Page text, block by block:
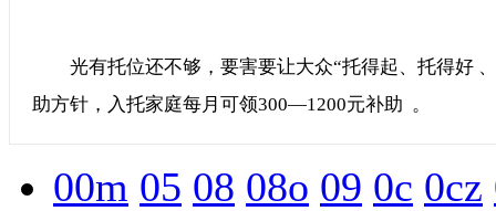
光有托位还不够，要害要让大众“托得起、托得好
助方针，入托家庭每月可领300—1200元补助  。
00m 05 08 08o 09 0c 0cz